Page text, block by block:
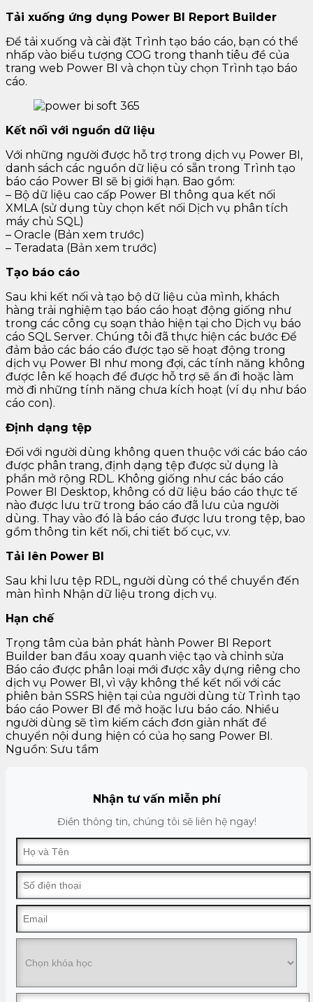
Tải xuống ứng dụng Power BI Report Builder
Để tải xuống và cài đặt Trình tạo báo cáo, bạn có thể
nhấp vào biểu tượng COG trong thanh tiêu đề của
trang web Power BI và chọn tùy chọn Trình tạo báo
cáo.
Kết nối với nguồn dữ liệu
Với những người được hỗ trợ trong dịch vụ Power BI,
danh sách các nguồn dữ liệu có sẵn trong Trình tạo
báo cáo Power BI sẽ bị giới hạn. Bao gồm:
– Bộ dữ liệu cao cấp Power BI thông qua kết nối
XMLA (sử dụng tùy chọn kết nối Dịch vụ phân tích
máy chủ SQL)
– Oracle (Bản xem trước)
– Teradata (Bản xem trước)
Tạo báo cáo
Sau khi kết nối và tạo bộ dữ liệu của mình, khách
hàng trải nghiệm tạo báo cáo hoạt động giống như
trong các công cụ soạn thảo hiện tại cho Dịch vụ báo
cáo SQL Server. Chúng tôi đã thực hiện các bước Để
đảm bảo các báo cáo được tạo sẽ hoạt động trong
dịch vụ Power BI như mong đợi, các tính năng không
được lên kế hoạch để được hỗ trợ sẽ ẩn đi hoặc làm
mờ đi những tính năng chưa kích hoạt (ví dụ như báo
cáo con).
Định dạng tệp
Đối với người dùng không quen thuộc với các báo cáo
được phân trang, định dạng tệp được sử dụng là
phần mở rộng RDL. Không giống như các báo cáo
Power BI Desktop, không có dữ liệu báo cáo thực tế
nào được lưu trữ trong báo cáo đã lưu của người
dùng. Thay vào đó là báo cáo được lưu trong tệp, bao
gồm thông tin kết nối, chi tiết bố cục, v.v.
Tải lên Power BI
Sau khi lưu tệp RDL, người dùng có thể chuyển đến
màn hình Nhận dữ liệu trong dịch vụ.
Hạn chế
Trọng tâm của bản phát hành Power BI Report
Builder ban đầu xoay quanh việc tạo và chỉnh sửa
Báo cáo được phân loại mới được xây dựng riêng cho
dịch vụ Power BI, vì vậy không thể kết nối với các
phiên bản SSRS hiện tại của người dùng từ Trình tạo
báo cáo Power BI để mở hoặc lưu báo cáo. Nhiều
người dùng sẽ tìm kiếm cách đơn giản nhất để
chuyển nội dung hiện có của họ sang Power BI.
Nguồn: Sưu tầm
Nhận tư vấn miễn phí
Điền thông tin, chúng tôi sẽ liên hệ ngay!